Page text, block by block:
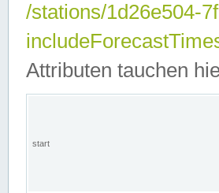
/stations/1d26e504-
Attributen tauchen
start